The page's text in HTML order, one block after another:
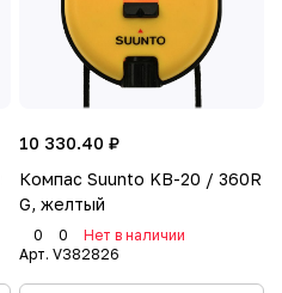
10 330.40 ₽
Компас Suunto KB-20 / 360R
G, желтый
0 0
Нет в наличии
Арт. V382826